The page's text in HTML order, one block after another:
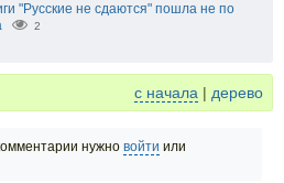
"Русские не сдаются" пошла не по
2
с начала | дерево
нужно войти или